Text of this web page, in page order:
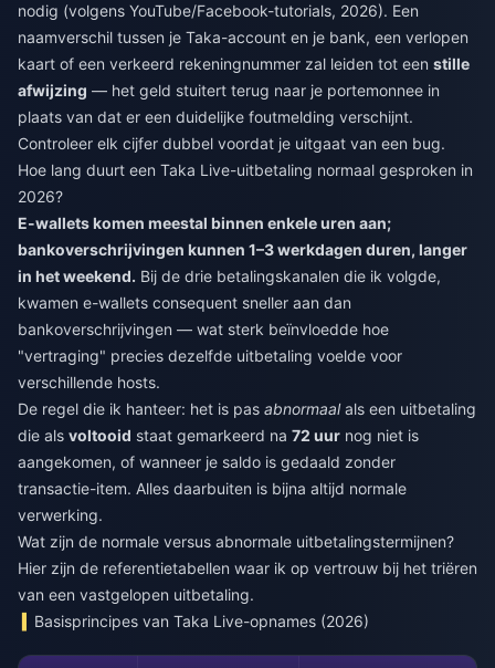
nodig (volgens YouTube/Facebook-tutorials, 2026). Een
naamverschil tussen je Taka-account en je bank, een verlopen
kaart of een verkeerd rekeningnummer zal leiden tot een stille
afwijzing — het geld stuitert terug naar je portemonnee in
plaats van dat er een duidelijke foutmelding verschijnt.
Controleer elk cijfer dubbel voordat je uitgaat van een bug.
Hoe lang duurt een Taka Live-uitbetaling normaal gesproken in
2026?
E-wallets komen meestal binnen enkele uren aan;
bankoverschrijvingen kunnen 1–3 werkdagen duren, langer
in het weekend. Bij de drie betalingskanalen die ik volgde,
kwamen e-wallets consequent sneller aan dan
bankoverschrijvingen — wat sterk beïnvloedde hoe
"vertraging" precies dezelfde uitbetaling voelde voor
verschillende hosts.
De regel die ik hanteer: het is pas abnormaalals een uitbetaling
die als voltooid staat gemarkeerd na 72 uur nog niet is
aangekomen, of wanneer je saldo is gedaald zonder
transactie-item. Alles daarbuiten is bijna altijd normale
verwerking.
Wat zijn de normale versus abnormale uitbetalingstermijnen?
Hier zijn de referentietabellen waar ik op vertrouw bij het triëren
van een vastgelopen uitbetaling.
Basisprincipes van Taka Live-opnames (2026)